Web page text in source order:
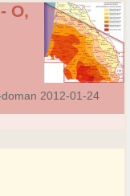
O,
2012-01-24